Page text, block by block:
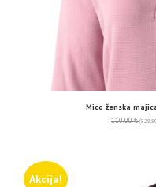
Mico ženska
110.00€
Akcija!